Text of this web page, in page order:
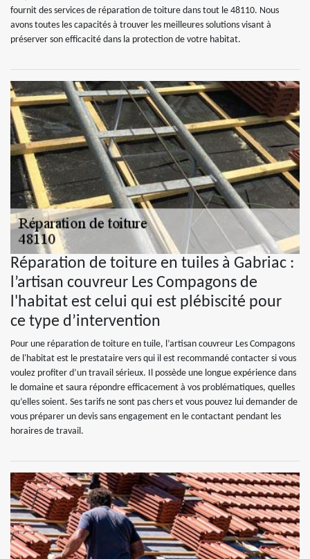
fournit des services de réparation de toiture dans tout le 48110. Nous
avons toutes les capacités à trouver les meilleures solutions visant à
préserver son efficacité dans la protection de votre habitat.
Réparation de toiture en tuiles à Gabriac :
l’artisan couvreur Les Compagons de
l'habitat est celui qui est plébiscité pour
ce type d’intervention
Pour une réparation de toiture en tuile, l’artisan couvreur Les Compagons
de l'habitat est le prestataire vers qui il est recommandé contacter si vous
voulez profiter d’un travail sérieux. Il possède une longue expérience dans
le domaine et saura répondre efficacement à vos problématiques, quelles
qu’elles soient. Ses tarifs ne sont pas chers et vous pouvez lui demander de
vous préparer un devis sans engagement en le contactant pendant les
horaires de travail.